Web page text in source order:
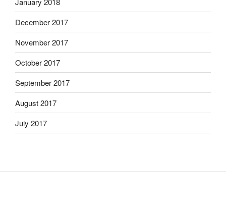
December 2017
November 2017
October 2017
September 2017
August 2017
July 2017